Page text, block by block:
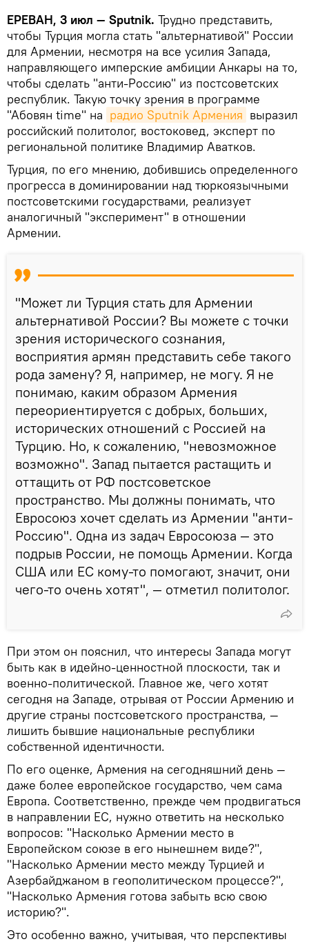
ЕРЕВАН, 3 июл — Sputnik. Трудно представить,
чтобы Турция могла стать "альтернативой" России
для Армении, несмотря на все усилия Запада,
направляющего имперские амбиции Анкары на то,
чтобы сделать "анти-Россию" из постсоветских
республик. Такую точку зрения в программе
"Абовян time" на радио Sputnik Армения выразил
российский политолог, востоковед, эксперт по
региональной политике Владимир Аватков.
Турция, по его мнению, добившись определенного
прогресса в доминировании над тюркоязычными
постсоветскими государствами, реализует
аналогичный "эксперимент" в отношении
Армении.
"Может ли Турция стать для Армении
альтернативой России? Вы можете с точки
зрения исторического сознания,
восприятия армян представить себе такого
рода замену? Я, например, не могу. Я не
понимаю, каким образом Армения
переориентируется с добрых, больших,
исторических отношений с Россией на
Турцию. Но, к сожалению, "невозможное
возможно". Запад пытается растащить и
оттащить от РФ постсоветское
пространство. Мы должны понимать, что
Евросоюз хочет сделать из Армении "анти-
Россию". Одна из задач Евросоюза — это
подрыв России, не помощь Армении. Когда
США или ЕС кому-то помогают, значит, они
чего-то очень хотят", — отметил политолог.
При этом он пояснил, что интересы Запада могут
быть как в идейно-ценностной плоскости, так и
военно-политической. Главное же, чего хотят
сегодня на Западе, отрывая от России Армению и
другие страны постсоветского пространства, —
лишить бывшие национальные республики
собственной идентичности.
По его оценке, Армения на сегодняшний день —
даже более европейское государство, чем сама
Европа. Соответственно, прежде чем продвигаться
в направлении ЕС, нужно ответить на несколько
вопросов: "Насколько Армении место в
Европейском союзе в его нынешнем виде?",
"Насколько Армении место между Турцией и
Азербайджаном в геополитическом процессе?",
"Насколько Армения готова забыть всю свою
историю?".
Это особенно важно, учитывая, что перспективы